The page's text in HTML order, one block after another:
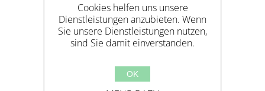
QUETSCH DACKEL, MALTOSE
Cookies helfen uns unsere
Dienstleistungen anzubieten. Wenn
Sie unsere Dienstleistungen nutzen,
sind Sie damit einverstanden.
OK